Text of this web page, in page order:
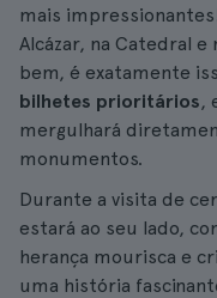
mais
Alcázar, na Catedral e
bem, é exatamente
bilhetes prioritários,
mergulhará
monumentos.
Durante a visita de
estará ao seu lado,
herança mourisca e
uma história